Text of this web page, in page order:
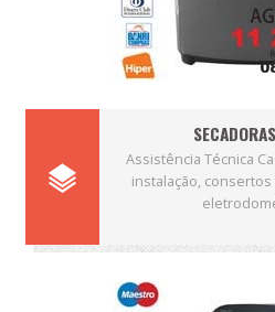
Assistência Técnica
instalação,